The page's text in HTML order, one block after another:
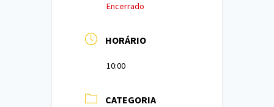
Encerrado
HORÁRIO
10:00
CATEGORIA